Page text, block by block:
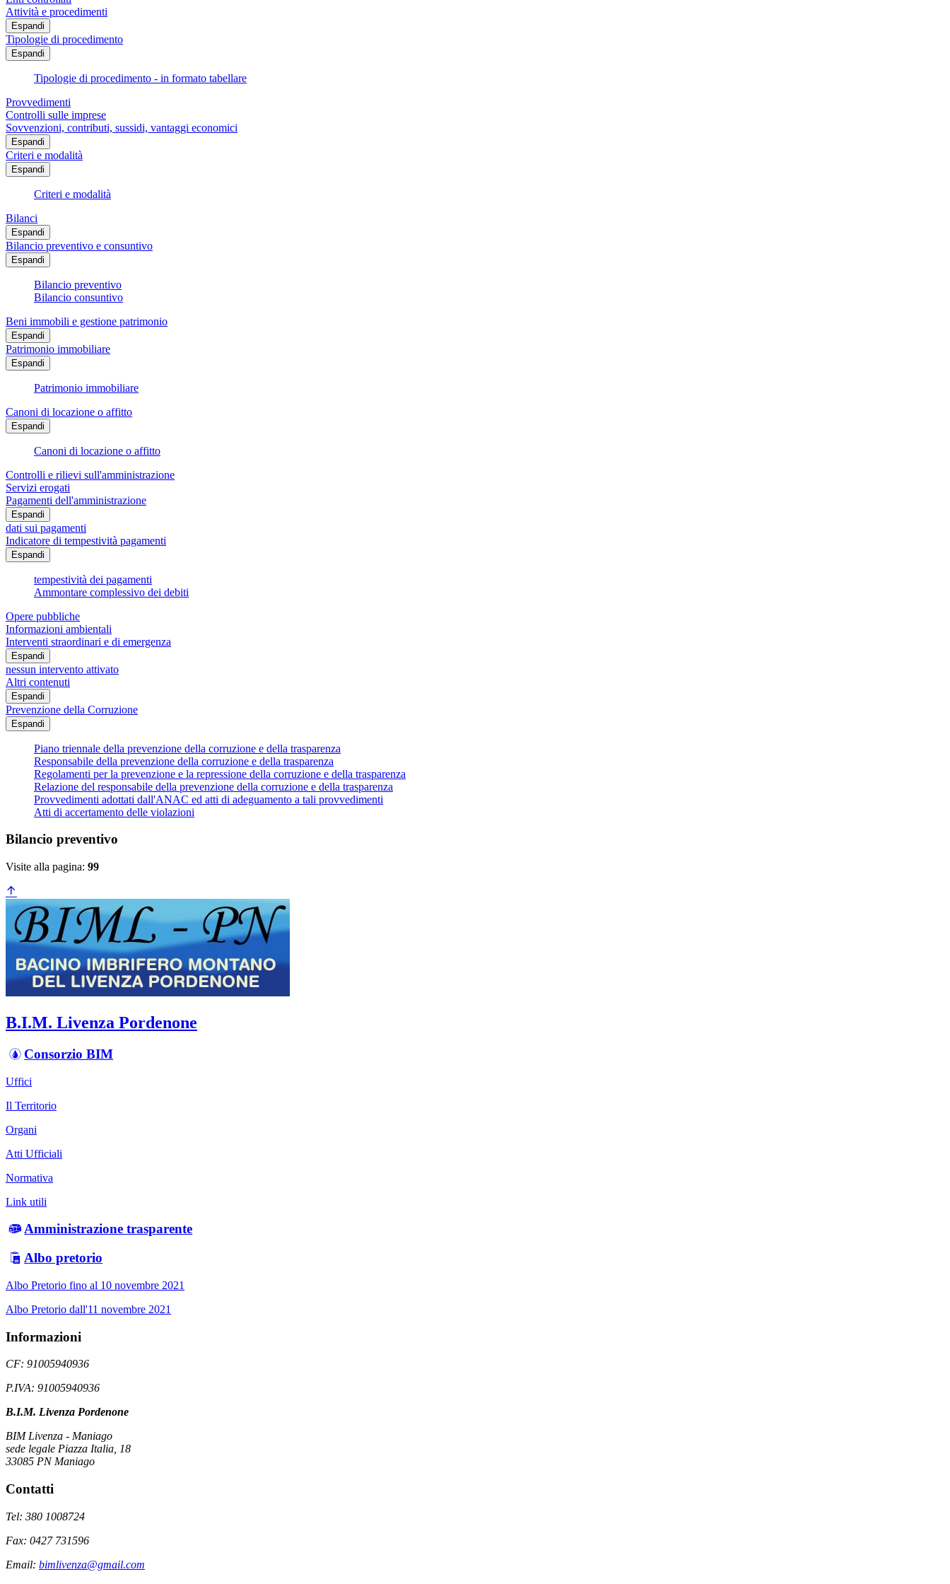
Attività e procedimenti
Espandi
Tipologie di procedimento
Espandi
Tipologie di procedimento - in formato tabellare
Provvedimenti
Controlli sulle imprese
Sovvenzioni, contributi, sussidi, vantaggi economici
Espandi
Criteri e modalità
Espandi
Criteri e modalità
Bilanci
Espandi
Bilancio preventivo e consuntivo
Espandi
Bilancio preventivo
Bilancio consuntivo
Beni immobili e gestione patrimonio
Espandi
Patrimonio immobiliare
Espandi
Patrimonio immobiliare
Canoni di locazione o affitto
Espandi
Canoni di locazione o affitto
Controlli e rilievi sull'amministrazione
Servizi erogati
Pagamenti dell'amministrazione
Espandi
dati sui pagamenti
Indicatore di tempestività pagamenti
Espandi
tempestività dei pagamenti
Ammontare complessivo dei debiti
Opere pubbliche
Informazioni ambientali
Interventi straordinari e di emergenza
Espandi
nessun intervento attivato
Altri contenuti
Espandi
Prevenzione della Corruzione
Espandi
Piano triennale della prevenzione della corruzione e della trasparenza
Responsabile della prevenzione della corruzione e della trasparenza
Regolamenti per la prevenzione e la repressione della corruzione e della trasparenza
Relazione del responsabile della prevenzione della corruzione e della trasparenza
Provvedimenti adottati dall'ANAC ed atti di adeguamento a tali provvedimenti
Atti di accertamento delle violazioni
Bilancio preventivo
Visite alla pagina: 99
B.I.M. Livenza Pordenone
Consorzio BIM
Uffici
Il Territorio
Organi
Atti Ufficiali
Normativa
Link utili
Amministrazione trasparente
Albo pretorio
Albo Pretorio fino al 10 novembre 2021
Albo Pretorio dall'11 novembre 2021
Informazioni
CF: 91005940936
P.IVA: 91005940936
B.I.M. Livenza Pordenone
BIM Livenza - Maniago
sede legale Piazza Italia, 18
33085 PN Maniago
Contatti
Tel: 380 1008724
Fax: 0427 731596
Email: bimlivenza@gmail.com